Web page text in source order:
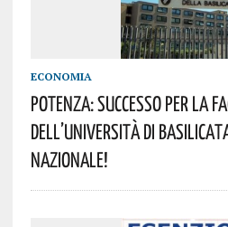
ECONOMIA
POTENZA: SUCCESSO PER LA
DELL’UNIVERSITÀ DI
NAZIONALE!